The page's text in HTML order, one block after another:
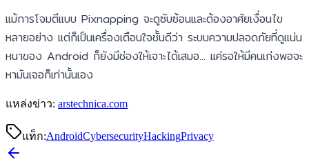
แม้การโจมตีแบบ Pixnapping จะดูซับซ้อนและต้องอาศัยเงื่อนไข
หลายอย่าง แต่ก็เป็นเครื่องเตือนใจชั้นดีว่า ระบบความปลอดภัยที่ดูแน่น
หนาของ Android ก็ยังมีช่องให้เจาะได้เสมอ... แค่รอให้มีคนเก่งพอจะ
หามันเจอก็เท่านั้นเอง
แหล่งข่าว: arstechnica.com
แท็ก:AndroidCybersecurityHackingPrivacy